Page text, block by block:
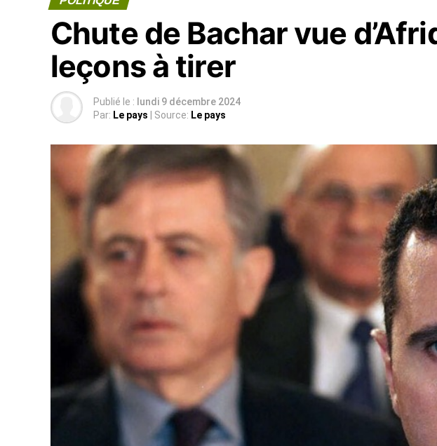
Chute de Bachar vue
leçons à tirer
Publié le : lundi 9 décembre 2024
Par: Le pays | Source: Le pays